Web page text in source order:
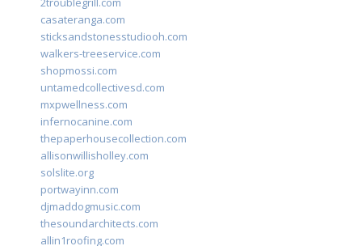
casateranga.com
sticksandstonesstudiooh.com
walkers-treeservice.com
shopmossi.com
untamedcollectivesd.com
mxpwellness.com
infernocanine.com
thepaperhousecollection.com
allisonwillisholley.com
solslite.org
portwayinn.com
djmaddogmusic.com
thesoundarchitects.com
allin1roofing.com